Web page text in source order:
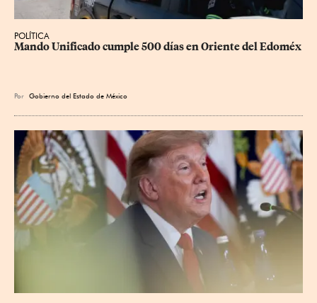
POLÍTICA
Mando Unificado cumple 500 días en Oriente del Edoméx
Por Gobierno del Estado de México